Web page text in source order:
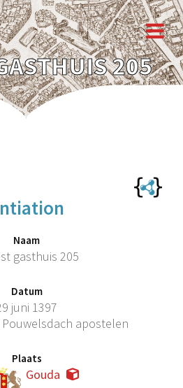
205
Naam
gasthuis 205
Datum
juni 1397
apostelen
Plaats
Gouda